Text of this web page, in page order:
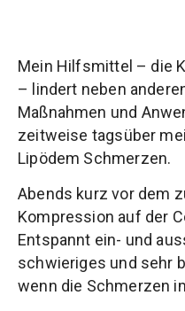
Mein Hilfsmittel – die
– lindert neben
Maßnahmen und
zeitweise tagsüber
Lipödem Schmerzen.
Abends kurz vor dem
Kompression auf der
Entspannt ein- und
schwieriges und sehr
wenn die Schmerzen